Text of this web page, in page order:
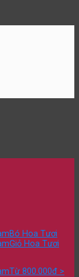
Bó Hoa Tươi
Giỏ Hoa Tươi
Từ 800.000đ >